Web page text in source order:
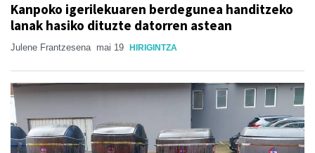
Kanpoko igerilekuaren berdegunea handitzeko
lanak hasiko dituzte datorren astean
Julene Frantzesena mai 19 HIRIGINTZA